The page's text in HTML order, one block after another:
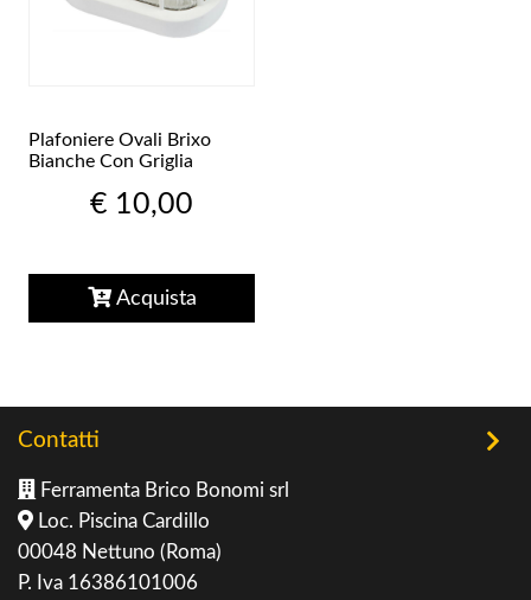
Plafoniere Ovali Brixo
Bianche Con Griglia
€ 10,00
Acquista
Contatti
Ferramenta Brico Bonomi srl
Loc. Piscina Cardillo
00048 Nettuno (Roma)
P. Iva 16386101006